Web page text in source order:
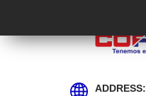
ADDRESS: